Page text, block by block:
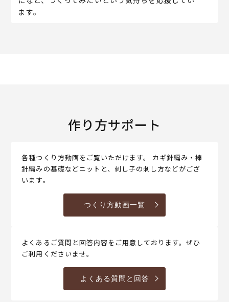
ます。
作り方サポート
各種つくり方動画をご覧いただけます。 カギ針編み・棒
針編みの基礎などニットと、刺し子の刺し方などがござ
います。
つくり方動画一覧
よくあるご質問と回答内容をご用意しております。ぜひ
ご利用くださいませ。
よくある質問と回答